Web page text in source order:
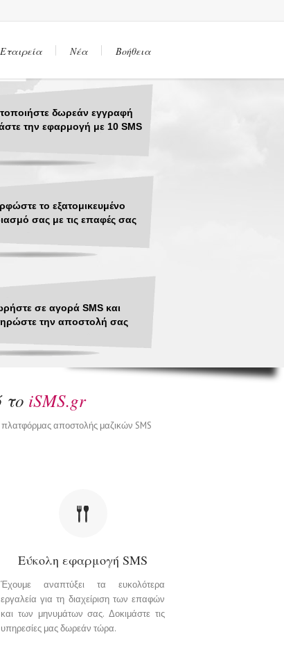
Εταιρεία Νέα Βοήθεια
δωρεάν εγγραφή
την εφαρμογή με 10 SMS
το εξατομικευμένο
σας με τις επαφές σας
σε αγορά SMS και
την αποστολή σας
το iSMS.gr
αποστολής μαζικών SMS
Εύκολη εφαρμογή SMS
Έχουμε αναπτύξει τα ευκολότερα
εργαλεία για τη διαχείριση των επαφών
και των μηνυμάτων σας. Δοκιμάστε τις
υπηρεσίες μας δωρεάν τώρα.